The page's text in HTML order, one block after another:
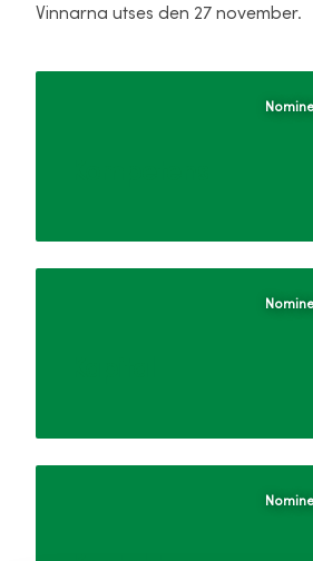
Vinnarna utses den 27 november.